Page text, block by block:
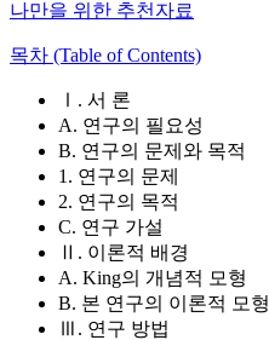
나만을 위한 추천자료
목차 (Table of Contents)
Ⅰ. 서 론
A. 연구의 필요성
B. 연구의 문제와 목적
1. 연구의 문제
2. 연구의 목적
C. 연구 가설
Ⅱ. 이론적 배경
A. King의 개념적 모형
B. 본 연구의 이론적 모형
Ⅲ. 연구 방법